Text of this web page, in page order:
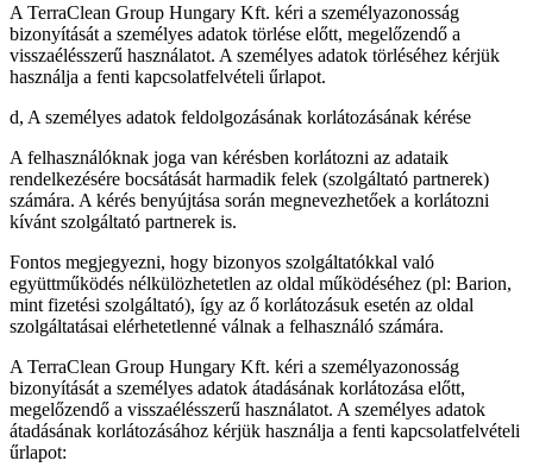
A TerraClean Group Hungary Kft. kéri a személyazonosság
bizonyítását a személyes adatok törlése előtt, megelőzendő a
visszaélésszerű használatot. A személyes adatok törléséhez kérjük
használja a fenti kapcsolatfelvételi űrlapot.
d, A személyes adatok feldolgozásának korlátozásának kérése
A felhasználóknak joga van kérésben korlátozni az adataik
rendelkezésére bocsátását harmadik felek (szolgáltató partnerek)
számára. A kérés benyújtása során megnevezhetőek a korlátozni
kívánt szolgáltató partnerek is.
Fontos megjegyezni, hogy bizonyos szolgáltatókkal való
együttműködés nélkülözhetetlen az oldal működéséhez (pl: Barion,
mint fizetési szolgáltató), így az ő korlátozásuk esetén az oldal
szolgáltatásai elérhetetlenné válnak a felhasználó számára.
A TerraClean Group Hungary Kft. kéri a személyazonosság
bizonyítását a személyes adatok átadásának korlátozása előtt,
megelőzendő a visszaélésszerű használatot. A személyes adatok
átadásának korlátozásához kérjük használja a fenti kapcsolatfelvételi
űrlapot: